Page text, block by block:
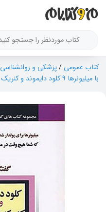
کتاب عمومی /پزشکی و روانشناسی
با میلیونرها 9 کلود دایموند و کنریک کلیولند